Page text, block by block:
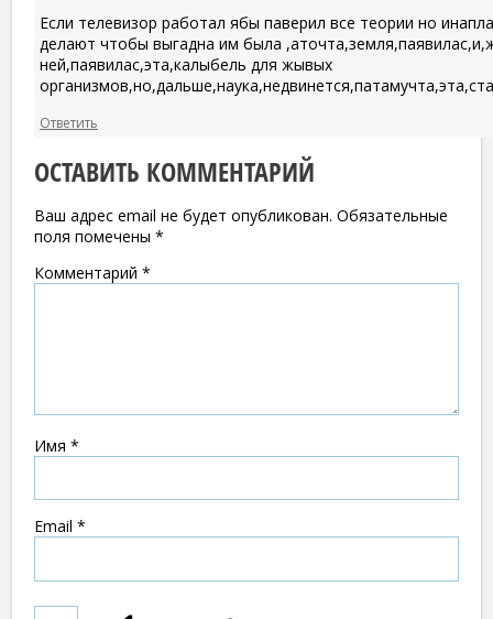
Если телевизор работал ябы паверил все теории но
делают чтобы выгадна им была
ней,паявилас,эта,калыбель для жывых
Ответить
ОСТАВИТЬ КОММЕНТАРИЙ
Ваш адрес email не будет опубликован. Обязательные
поля помечены *
Комментарий *
Имя *
Email *